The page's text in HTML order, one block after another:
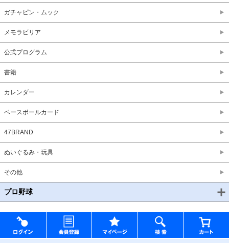
ガチャピン・ムック
メモラビリア
公式プログラム
書籍
カレンダー
ベースボールカード
47BRAND
ぬいぐるみ・玩具
その他
プロ野球